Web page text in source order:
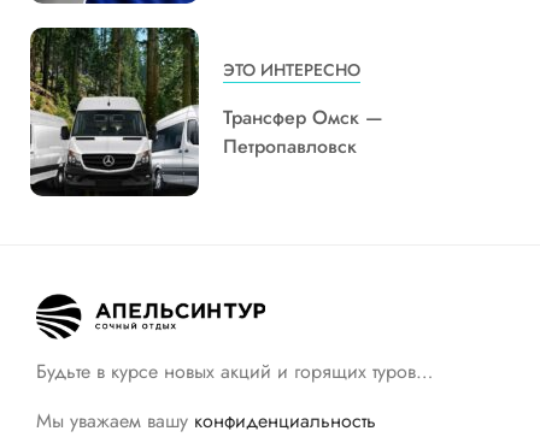
ЭТО ИНТЕРЕСНО
Трансфер Омск —
Петропавловск
Будьте в курсе новых акций и горящих туров…
Мы уважаем вашу конфиденциальность